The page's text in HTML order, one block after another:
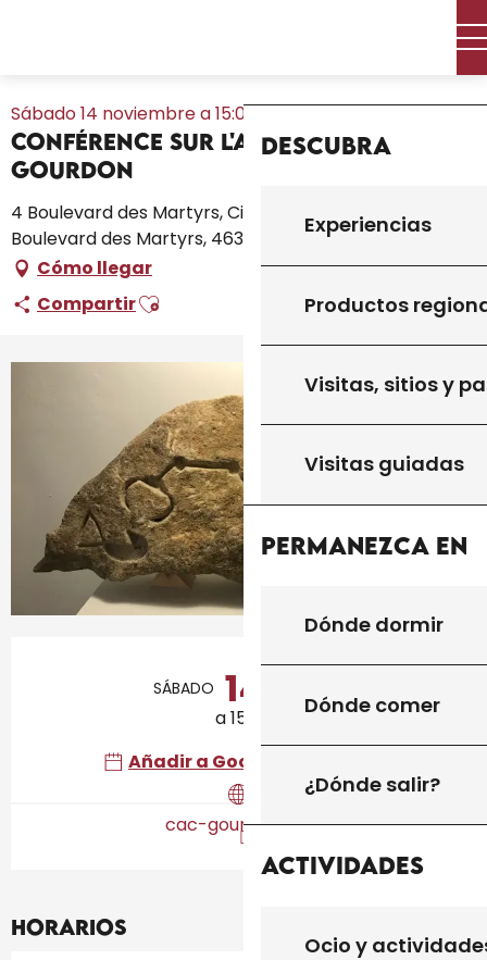
Descubra
Experiencias
Productos
Visitas, sitios y
Visitas guiadas
Permanezca en
Dónde dormir
Dónde comer
¿Dónde salir?
Actividades
Ocio y
Sábado 14 noviembre a 15:00
Conférence sur l'Art Brut à
Gourdon
4 Boulevard des Martyrs, Cinéma l'Atalante, 4
Boulevard des Martyrs, 46300 Gourdon
Cómo llegar
CompartirAjouter aux favoris
SÁBADO 14
a 15:00
Añadir a Google Calendar
cac-gourdon.com
Horarios